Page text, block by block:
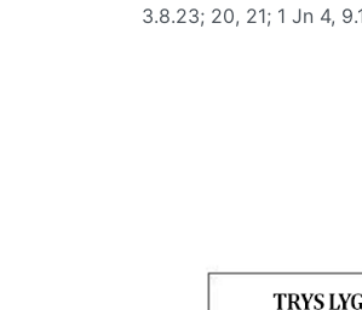
3.8.23; 20, 21; 1 Jn 4,